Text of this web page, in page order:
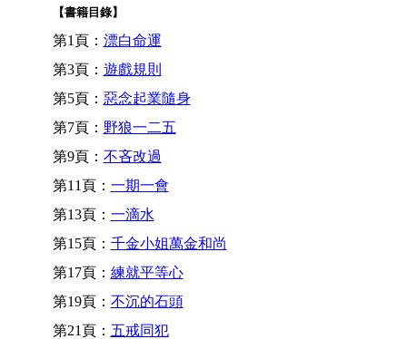
【書籍目錄】
第1頁： 漂白命運
第3頁： 遊戲規則
第5頁： 惡念起業隨身
第7頁： 野狼一二五
第9頁： 不吝改過
第11頁： 一期一會
第13頁： 一滴水
第15頁： 千金小姐萬金和尚
第17頁： 練就平等心
第19頁： 不沉的石頭
第21頁： 五戒同犯